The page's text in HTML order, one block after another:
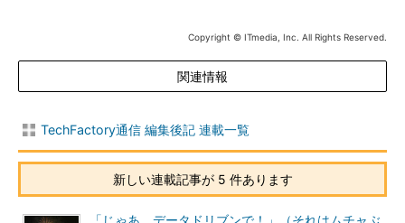
Copyright © ITmedia, Inc. All Rights Reserved.
関連情報
TechFactory通信 編集後記 連載一覧
新しい連載記事が 5 件あります